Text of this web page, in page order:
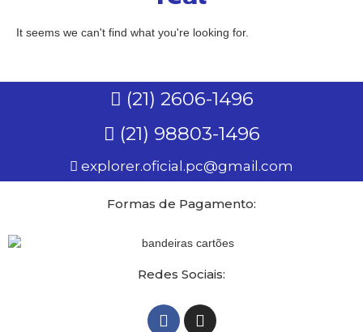
It seems we can't find what you're looking for.
(21) 2606-1496
(21) 98803-1496
explorer.oficial.pc@gmail.com
Formas de Pagamento:
Redes Sociais: